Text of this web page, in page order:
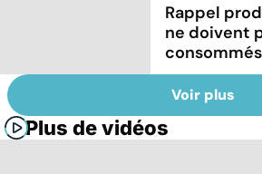
Rappel
ne doivent
consommés
Voir plus
Plus de vidéos